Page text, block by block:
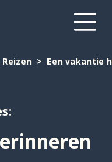
Reizen Een vakantie